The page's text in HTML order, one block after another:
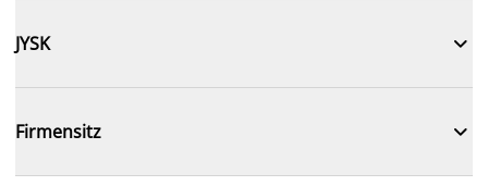
JYSK 
Firmensitz 